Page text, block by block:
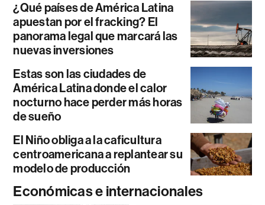
¿Qué países de América Latina
apuestan por el fracking? El
panorama legal que marcará las
nuevas inversiones
Estas son las ciudades de
América Latina donde el calor
nocturno hace perder más horas
de sueño
El Niño obliga a la caficultura
centroamericana a replantear su
modelo de producción
Económicas e internacionales